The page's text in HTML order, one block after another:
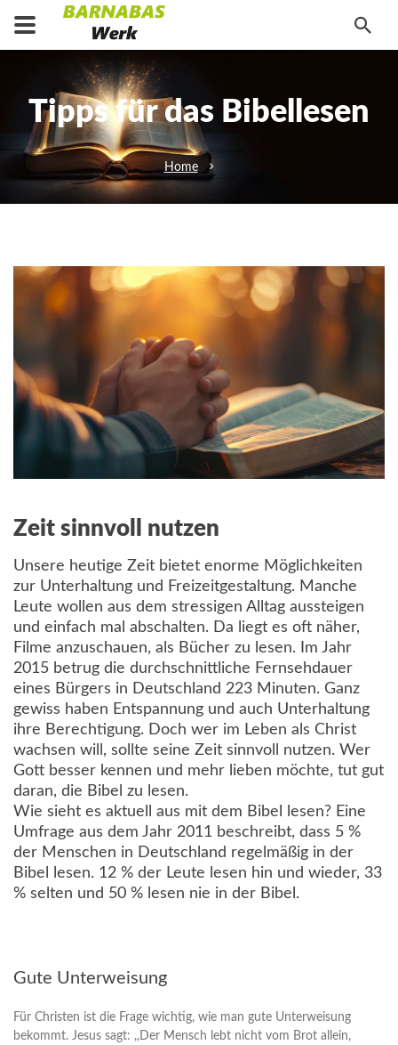
Tipps für das Bibellesen
Home
Zeit sinnvoll nutzen
Unsere heutige Zeit bietet enorme Möglichkeiten
zur Unterhaltung und Freizeitgestaltung. Manche
Leute wollen aus dem stressigen Alltag aussteigen
und einfach mal abschalten. Da liegt es oft näher,
Filme anzuschauen, als Bücher zu lesen. Im Jahr
2015 betrug die durchschnittliche Fernsehdauer
eines Bürgers in Deutschland 223 Minuten. Ganz
gewiss haben Entspannung und auch Unterhaltung
ihre Berechtigung. Doch wer im Leben als Christ
wachsen will, sollte seine Zeit sinnvoll nutzen. Wer
Gott besser kennen und mehr lieben möchte, tut gut
daran, die Bibel zu lesen.
Wie sieht es aktuell aus mit dem Bibel lesen? Eine
Umfrage aus dem Jahr 2011 beschreibt, dass 5 %
der Menschen in Deutschland regelmäßig in der
Bibel lesen. 12 % der Leute lesen hin und wieder, 33
% selten und 50 % lesen nie in der Bibel.
Gute Unterweisung
Für Christen ist die Frage wichtig, wie man gute Unterweisung
bekommt. Jesus sagt: ,,Der Mensch lebt nicht vom Brot allein,